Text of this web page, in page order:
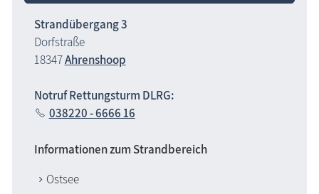
Strandübergang 3
Dorfstraße
18347Ahrenshoop
Notruf Rettungsturm DLRG:
038220 - 6666 16
Informationen zum Strandbereich
Ostsee